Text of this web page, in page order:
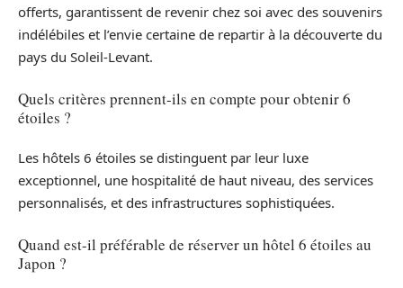
offerts, garantissent de revenir chez soi avec des souvenirs
indélébiles et l’envie certaine de repartir à la découverte du
pays du Soleil-Levant.
Quels critères prennent-ils en compte pour obtenir 6
étoiles ?
Les hôtels 6 étoiles se distinguent par leur luxe
exceptionnel, une hospitalité de haut niveau, des services
personnalisés, et des infrastructures sophistiquées.
Quand est-il préférable de réserver un hôtel 6 étoiles au
Japon ?